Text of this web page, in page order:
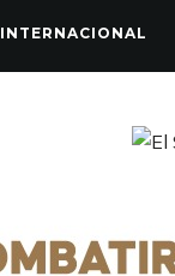
INTERNACIONAL